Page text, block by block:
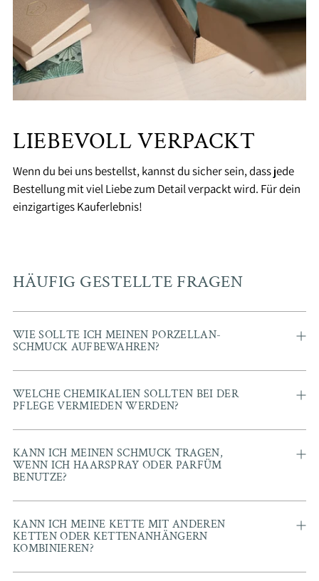
LIEBEVOLL VERPACKT
Wenn du bei uns bestellst, kannst du sicher sein, dass jede
Bestellung mit viel Liebe zum Detail verpackt wird. Für dein
einzigartiges Kauferlebnis!
HÄUFIG GESTELLTE FRAGEN
WIE SOLLTE ICH MEINEN PORZELLAN-
SCHMUCK AUFBEWAHREN?
WELCHE CHEMIKALIEN SOLLTEN BEI DER
PFLEGE VERMIEDEN WERDEN?
KANN ICH MEINEN SCHMUCK TRAGEN,
WENN ICH HAARSPRAY ODER PARFÜM
BENUTZE?
KANN ICH MEINE KETTE MIT ANDEREN
KETTEN ODER KETTENANHÄNGERN
KOMBINIEREN?